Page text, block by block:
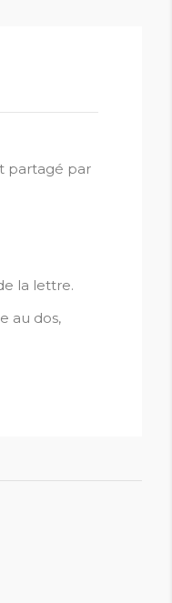
partagé par
la lettre.
au dos,